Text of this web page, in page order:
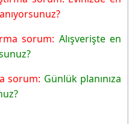
sorum: Alışverişte en
sorum: Günlük planınıza